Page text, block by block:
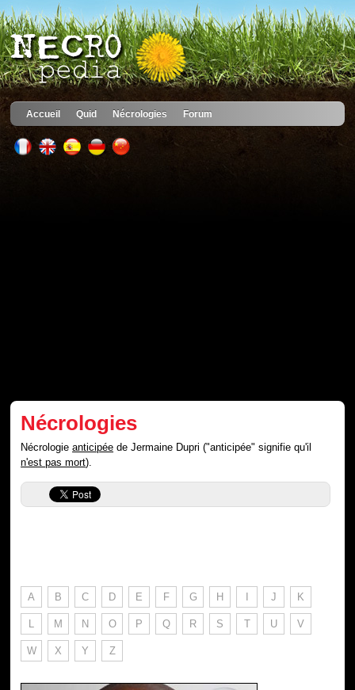
Accueil Quid Nécrologies Forum
Nécrologies
Nécrologieanticipée de Jermaine Dupri ("anticipée" signifie qu'il
n'est pas mort).
A B C D E F G H I J K
L M N O P Q R S T U V
W X Y Z